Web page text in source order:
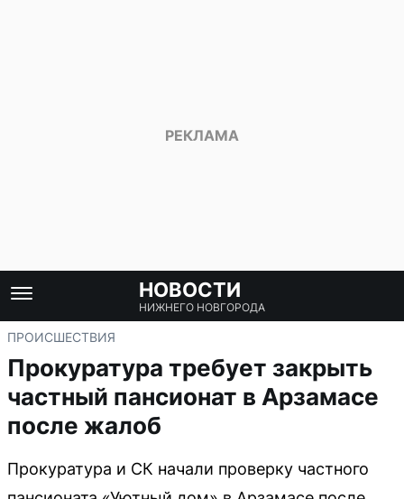
НОВОСТИ
НИЖНЕГО НОВГОРОДА
ПРОИСШЕСТВИЯ
Прокуратура требует закрыть
частный пансионат в Арзамасе
после жалоб
Прокуратура и СК начали проверку частного